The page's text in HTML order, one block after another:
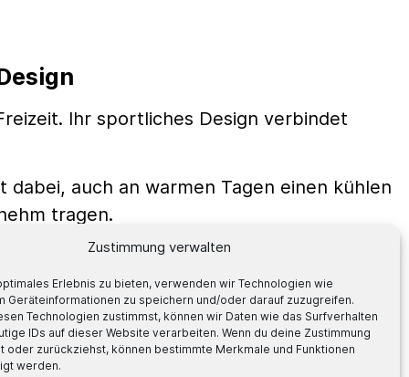
Zustimmung verwalten
Erlebnis zu bieten, verwenden wir Technologien wie
Geräteinformationen zu speichern und/oder darauf zuzugreifen.
Technologien zustimmst, können wir Daten wie das Surfverhalten
IDs auf dieser Website verarbeiten. Wenn du deine Zustimmung
oder zurückziehst, können bestimmte Merkmale und Funktionen
werden.
Ihr sportliches Design verbindet
auch an warmen Tagen einen kühlen
tragen.
No More Compromises
Sitz.